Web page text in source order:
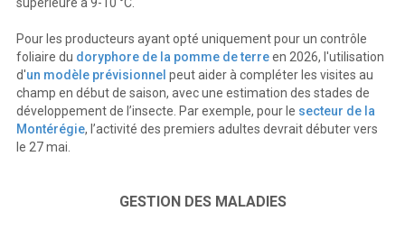
Pour les producteurs ayant opté uniquement pour un contrôle
foliaire du doryphore de la pomme de terreen 2026, l'utilisation
d'un modèle prévisionnel peut aider à compléter les visites au
champ en début de saison, avec une estimation des stades de
développement de l’insecte. Par exemple, pour le secteur de la
Montérégie, l’activité des premiers adultes devrait débuter vers
le 27 mai.
GESTION DES MALADIES